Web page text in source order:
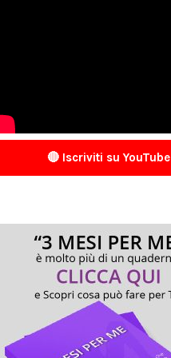
🔴 Iscriviti su YouTube